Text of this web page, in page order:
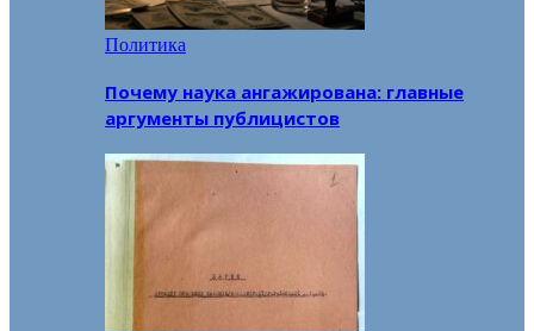
Политика
Почему наука ангажирована: главные
аргументы публицистов